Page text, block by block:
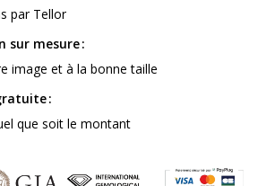
par Tellor
sur mesure
image et à la bonne taille
que soit le montant